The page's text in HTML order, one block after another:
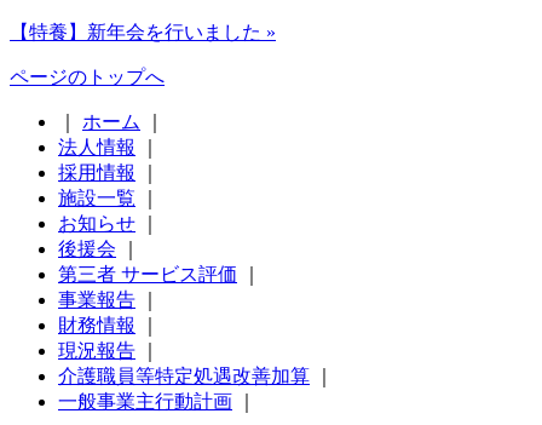
【特養】新年会を行いました »
ページのトップへ
ホーム
法人情報
採用情報
施設一覧
お知らせ
後援会
第三者 サービス評価
事業報告
財務情報
現況報告
介護職員等特定処遇改善加算
一般事業主行動計画